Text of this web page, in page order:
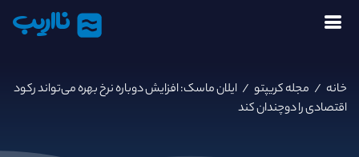
نااریب
خانه / مجله کریپتو / ایلان ماسک: افزایش دوباره نرخ بهره می‌تواند رکود
اقتصادی را دوچندان کند